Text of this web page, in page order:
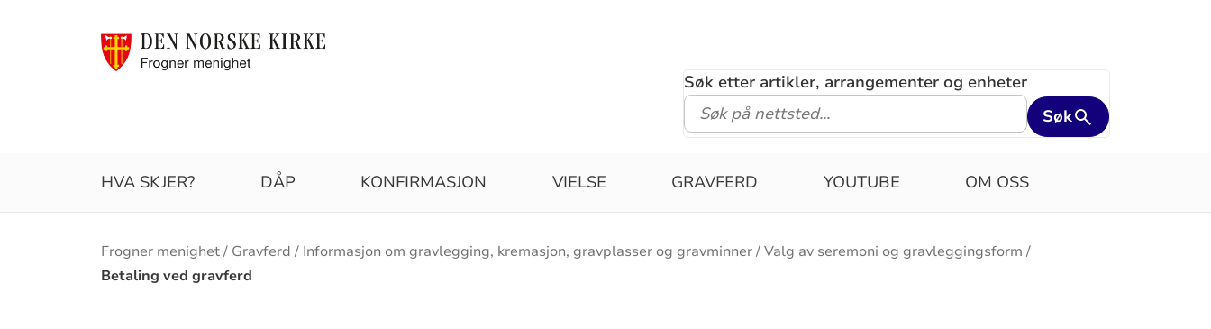
Søk etter artikler, arrangementer og enheter
Søk
HVA SKJER? DÅP KONFIRMASJON VIELSE GRAVFERD YOUTUBE OM OSS
Brødsmulesti
Frogner menighet Gravferd Informasjon om gravlegging, kremasjon, gravplasser og gravminner
Valg av seremoni og gravleggingsform
Betaling ved gravferd